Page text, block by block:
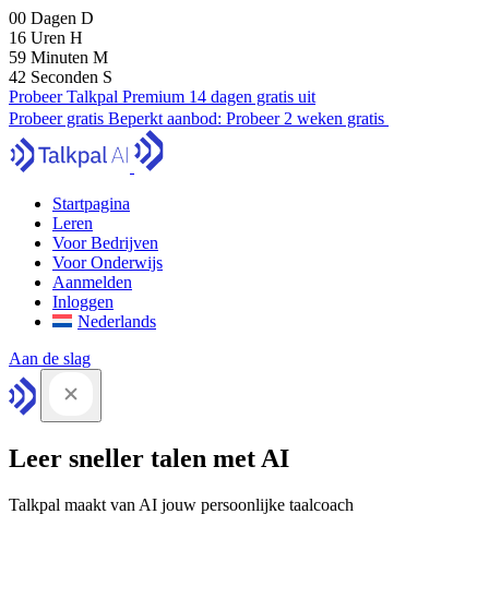
00 Dagen D
16 Uren H
59 Minuten M
41 Seconden S
Probeer Talkpal Premium 14 dagen gratis uit
Probeer gratis Beperkt aanbod: Probeer 2 weken gratis
Startpagina
Leren
Voor Bedrijven
Voor Onderwijs
Aanmelden
Inloggen
Nederlands
Aan de slag
Leer sneller talen met AI
Talkpal maakt van AI jouw persoonlijke taalcoach